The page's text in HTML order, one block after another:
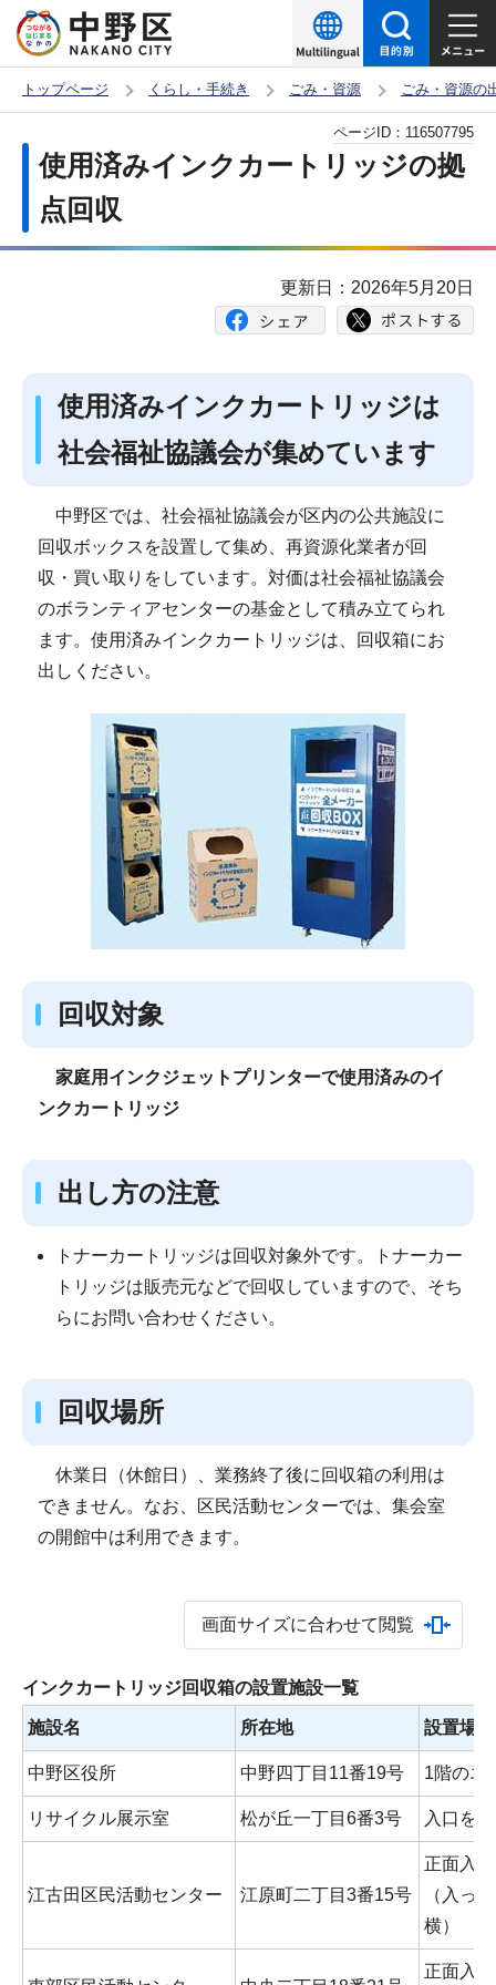
の
ー
トップページ くらし・手続き ごみ・資源 ごみ・資源の
か
使用済みインクカートリッジの拠
点回収
ページID： 116507795
更新日：2026年5月20日
使用済みインクカートリッジは
社会福祉協議会が集めています
中野区では、社会福祉協議会が区内の公共施設に
回収ボックスを設置して集め、再資源化業者が回
収・買い取りをしています。対価は社会福祉協議会
のボランティアセンターの基金として積み立てられ
ます。使用済みインクカートリッジは、回収箱にお
出しください。
回収対象
家庭用インクジェットプリンターで使用済みのイ
ンクカートリッジ
出し方の注意
トナーカートリッジは回収対象外です。トナーカー
トリッジは販売元などで回収していますので、そち
らにお問い合わせください。
回収場所
休業日（休館日）、業務終了後に回収箱の利用は
できません。なお、区民活動センターでは、集会室
の開館中は利用できます。
画面サイズに合わせて閲覧
インクカートリッジ回収箱の設置施設一覧
施設名 所在地 設置場所
中野区役所 中野四丁目11番19号 1階のエ
リサイクル展示室 松が丘一丁目6番3号 入口を
江古田区民活動センター 江原町二丁目3番15号
正面入口
（入っ
横）
正面入口